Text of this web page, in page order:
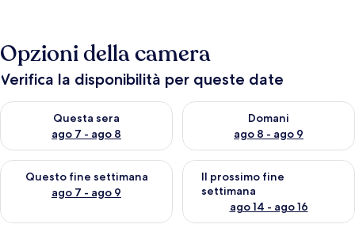
Opzioni della camera
Verifica la disponibilità per queste date
Questa sera
ago 7 - ago 8
Verifica la disponibilità per questa sera, ago 7 - ago 8
Domani
ago 8 - ago 9
Verifica la disponibilità per
Questo fine settimana
ago 7 - ago 9
Verifica la disponibilità per questo fine settimana, ago 7 - ago
Il prossimo fine
settimana
ago 14 - ago 16
Verifica la disponibilità per il